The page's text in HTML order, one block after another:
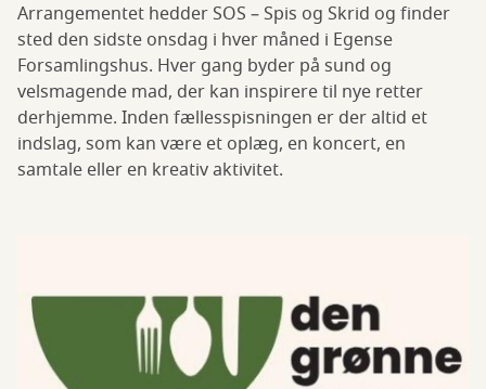
Arrangementet hedder SOS – Spis og Skrid og finder
sted den sidste onsdag i hver måned i Egense
Forsamlingshus. Hver gang byder på sund og
velsmagende mad, der kan inspirere til nye retter
derhjemme. Inden fællesspisningen er der altid et
indslag, som kan være et oplæg, en koncert, en
samtale eller en kreativ aktivitet.